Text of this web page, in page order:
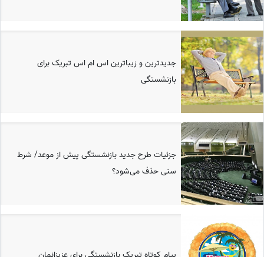
جدیدترین و زیباترین اس ام اس تبریک برای
بازنشستگی
جزئیات طرح جدید بازنشستگی پیش از موعد/ شرط
سنی حذف می‌شود؟